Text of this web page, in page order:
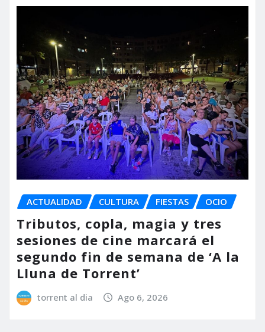
ACTUALIDAD CULTURA FIESTAS OCIO
Tributos, copla, magia y tres
sesiones de cine marcará el
segundo fin de semana de ‘A la
Lluna de Torrent’
torrent al dia Ago 6, 2026